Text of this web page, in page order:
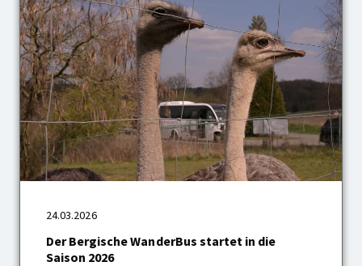
24.03.2026
Der Bergische WanderBus startet in die
Saison 2026
WanderBus
startet